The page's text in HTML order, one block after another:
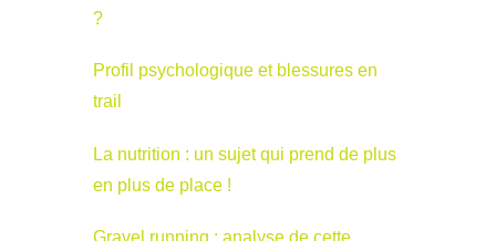
?
Profil psychologique et blessures en
trail
La nutrition : un sujet qui prend de plus
en plus de place !
Gravel running : analyse de cette